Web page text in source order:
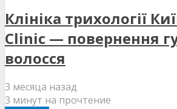
Клініка трихології
Clinic — повернення
волосся
3 месяца назад
3 минут на прочтение